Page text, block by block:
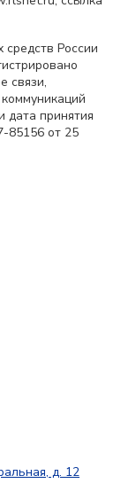
средств России
связи,
дата принятия
85156 от 25
д. 12